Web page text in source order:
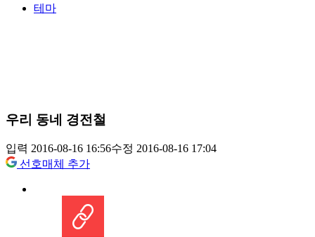
테마
우리 동네 경전철
입력 2016-08-16 16:56수정 2016-08-16 17:04
선호매체 추가